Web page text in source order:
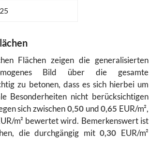
Flächen zeigen die generalisierten
Bild über die gesamte
zu betonen, dass es sich hierbei um
Besonderheiten nicht berücksichtigen
sich zwischen0,50und0,65 EUR/m²,
m² bewertet wird. Bemerkenswert ist
die durchgängig mit0,30 EUR/m²